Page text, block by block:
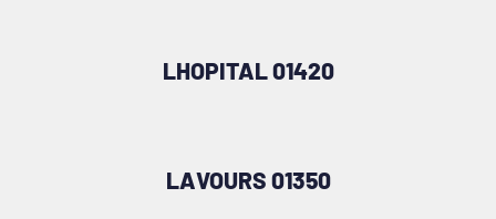
LHOPITAL 01420
LAVOURS 01350